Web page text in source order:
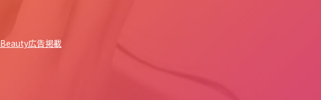
広告掲載